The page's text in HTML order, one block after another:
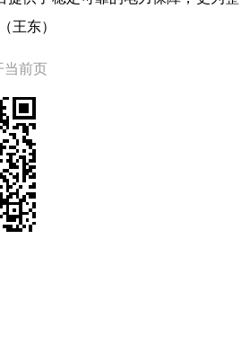
王东）
当前页